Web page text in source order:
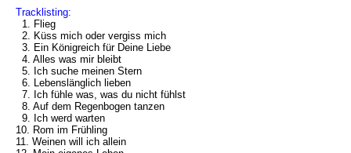
Tracklisting:
1. Flieg
2. Küss mich oder vergiss mich
3. Ein Königreich für Deine Liebe
4. Alles was mir bleibt
5. Ich suche meinen Stern
6. Lebenslänglich lieben
7. Ich fühle was, was du nicht fühlst
8. Auf dem Regenbogen tanzen
9. Ich werd warten
10. Rom im Frühling
11. Weinen will ich allein